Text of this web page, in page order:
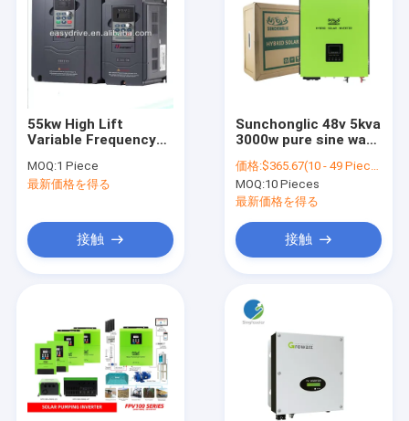
55kw High Lift
Variable Frequency
760*500*520MM
Single Phase Motor
MOQ:1 Piece
最新価格を得る
接触
Sunchonglic 48v 5kva
3000w pure sine wave
solar inverter with
30A AC charger
470x385x155mm
価格:$365.67(10 - 49 Pieces) $350.75(50 - 99 Pieces) $335.82(>=100 Pieces)
MOQ:10 Pieces
最新価格を得る
接触